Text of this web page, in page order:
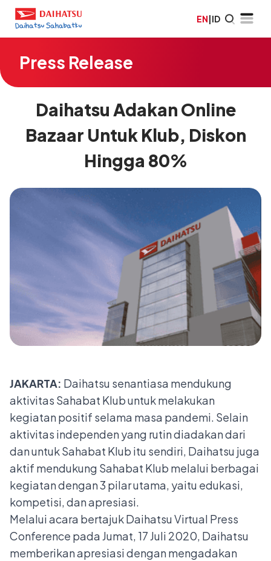
EN|ID
Press Release
Daihatsu Adakan Online
Bazaar Untuk Klub, Diskon
Hingga 80%
JAKARTA: Daihatsu senantiasa mendukung
aktivitas Sahabat Klub untuk melakukan
kegiatan positif selama masa pandemi. Selain
aktivitas independen yang rutin diadakan dari
dan untuk Sahabat Klub itu sendiri, Daihatsu juga
aktif mendukung Sahabat Klub melalui berbagai
kegiatan dengan 3 pilar utama, yaitu edukasi,
kompetisi, dan apresiasi.
Melalui acara bertajuk Daihatsu Virtual Press
Conference pada Jumat, 17 Juli 2020, Daihatsu
memberikan apresiasi dengan mengadakan